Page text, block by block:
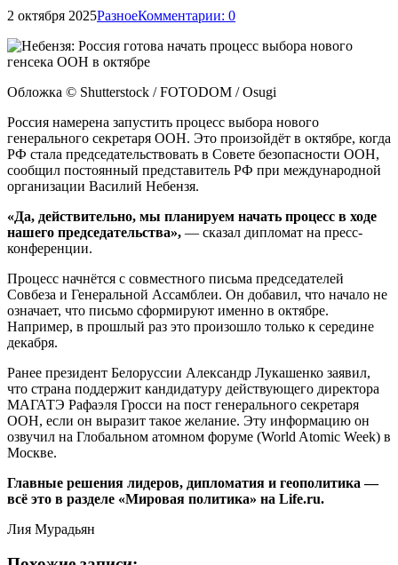
2 октября 2025РазноеКомментарии: 0
Обложка © Shutterstock / FOTODOM / Osugi
Россия намерена запустить процесс выбора нового
генерального секретаря ООН. Это произойдёт в октябре, когда
РФ стала председательствовать в Совете безопасности ООН,
сообщил постоянный представитель РФ при международной
организации Василий Небензя.
«Да, действительно, мы планируем начать процесс в ходе
нашего председательства», — сказал дипломат на пресс-
конференции.
Процесс начнётся с совместного письма председателей
Совбеза и Генеральной Ассамблеи. Он добавил, что начало не
означает, что письмо сформируют именно в октябре.
Например, в прошлый раз это произошло только к середине
декабря.
Ранее президент Белоруссии Александр Лукашенко заявил,
что страна поддержит кандидатуру действующего директора
МАГАТЭ Рафаэля Гросси на пост генерального секретаря
ООН, если он выразит такое желание. Эту информацию он
озвучил на Глобальном атомном форуме (World Atomic Week) в
Москве.
Главные решения лидеров, дипломатия и геополитика —
всё это в разделе «Мировая политика» на Life.ru.
Лия Мурадьян